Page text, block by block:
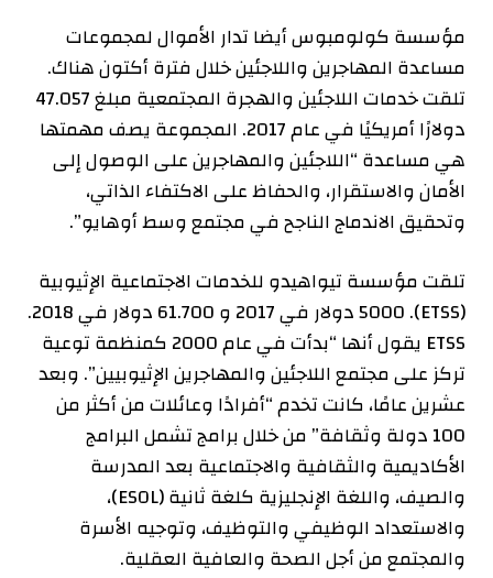
مؤسسة كولومبوس أيضاتدارالأموال لمجموعات
مساعدة المهاجرين واللاجئين خلال فترة أكتون هناك.
تلقت خدمات اللاجئين والهجرة المجتمعية مبلغ 47.057
دولارًا أمريكيًا في عام 2017. المجموعة
يصفمهمتها
هي مساعدة “اللاجئين والمهاجرين على الوصول إلى
الأمان والاستقرار، والحفاظ على الاكتفاء الذاتي،
وتحقيق الاندماج الناجح في مجتمع وسط أوهايو”.
تلقت مؤسسة تيواهيدو للخدمات الاجتماعية الإثيوبية
(ETSS).
5000 دولار في 2017و61.700 دولار في 2018
.
ETSS يقول
أنها “بدأت في عام 2000 كمنظمة توعية
تركز على مجتمع اللاجئين والمهاجرين الإثيوبيين”. وبعد
عشرين عامًا، كانت تخدم “أفرادًا وعائلات من أكثر من
100 دولة وثقافة” من خلال برامج تشمل البرامج
الأكاديمية والثقافية والاجتماعية بعد المدرسة
والصيف، واللغة الإنجليزية كلغة ثانية (ESOL)،
والاستعداد الوظيفي والتوظيف، وتوجيه الأسرة
والمجتمع من أجل الصحة والعافية العقلية.